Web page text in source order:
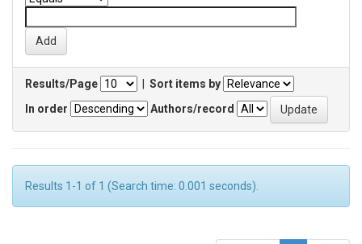
Results/Page
Sort items by
In order
Authors/record
Results 1-1 of 1 (Search time: 0.001 seconds).